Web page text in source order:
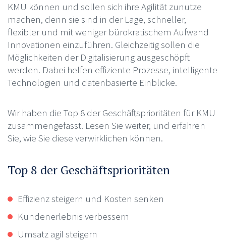
KMU können und sollen sich ihre Agilität zunutze
machen, denn sie sind in der Lage, schneller,
flexibler und mit weniger bürokratischem Aufwand
Innovationen einzuführen. Gleichzeitig sollen die
Möglichkeiten der Digitalisierung ausgeschöpft
werden. Dabei helfen effiziente Prozesse, intelligente
Technologien und datenbasierte Einblicke.
Wir haben die Top 8 der Geschäftsprioritäten für KMU
zusammengefasst. Lesen Sie weiter, und erfahren
Sie, wie Sie diese verwirklichen können.
Top 8 der Geschäftsprioritäten
Effizienz steigern und Kosten senken
Kundenerlebnis verbessern
Umsatz agil steigern